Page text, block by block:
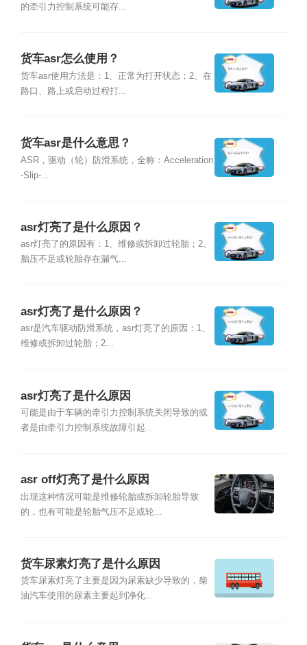
的牵引力控制系统可能存...
货车asr怎么使用？
货车asr使用方法是：1、正常为打开状态；2、在
路口、路上或启动过程打...
货车asr是什么意思？
ASR，驱动（轮）防滑系统，全称：Acceleration
-Slip-...
asr灯亮了是什么原因？
asr灯亮了的原因有：1、维修或拆卸过轮胎；2、
胎压不足或轮胎存在漏气...
asr灯亮了是什么原因？
asr是汽车驱动防滑系统，asr灯亮了的原因：1、
维修或拆卸过轮胎；2...
asr灯亮了是什么原因
可能是由于车辆的牵引力控制系统关闭导致的或
者是由牵引力控制系统故障引起...
asr off灯亮了是什么原因
出现这种情况可能是维修轮胎或拆卸轮胎导致
的，也有可能是轮胎气压不足或轮...
货车尿素灯亮了是什么原因
货车尿素灯亮了主要是因为尿素缺少导致的，柴
油汽车使用的尿素主要起到净化...